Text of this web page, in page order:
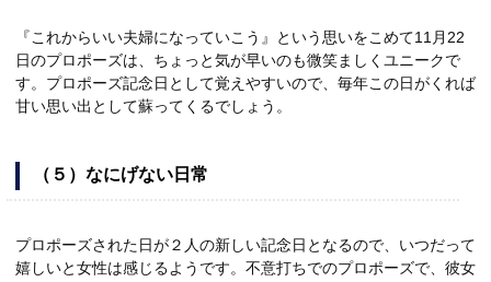
『これからいい夫婦になっていこう』という思いをこめて11月22
日のプロポーズは、ちょっと気が早いのも微笑ましくユニークで
す。プロポーズ記念日として覚えやすいので、毎年この日がくれば
甘い思い出として蘇ってくるでしょう。
（５）なにげない日常
プロポーズされた日が２人の新しい記念日となるので、いつだって
嬉しいと女性は感じるようです。不意打ちでのプロポーズで、彼女